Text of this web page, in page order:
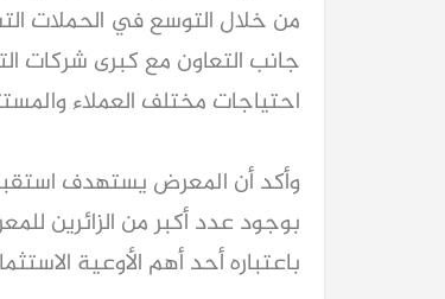
احتياجات مختلف العملاء
باعتباره أحد أهم الأوعية